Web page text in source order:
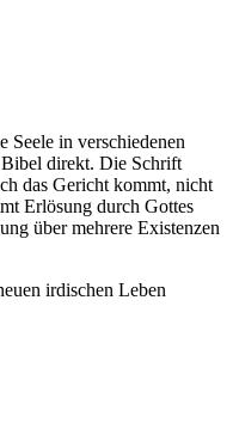
Seele in verschiedenen
direkt. Die Schrift
das Gericht kommt, nicht
Erlösung durch Gottes
über mehrere Existenzen
irdischen Leben